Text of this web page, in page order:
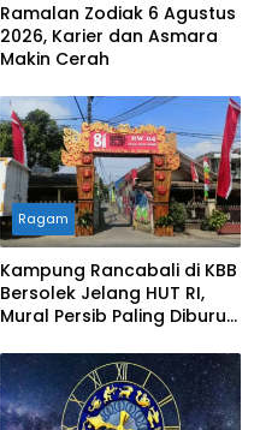
Ramalan Zodiak 6 Agustus
2026, Karier dan Asmara
Makin Cerah
Ragam
Kampung Rancabali di KBB
Bersolek Jelang HUT RI,
Mural Persib Paling Diburu